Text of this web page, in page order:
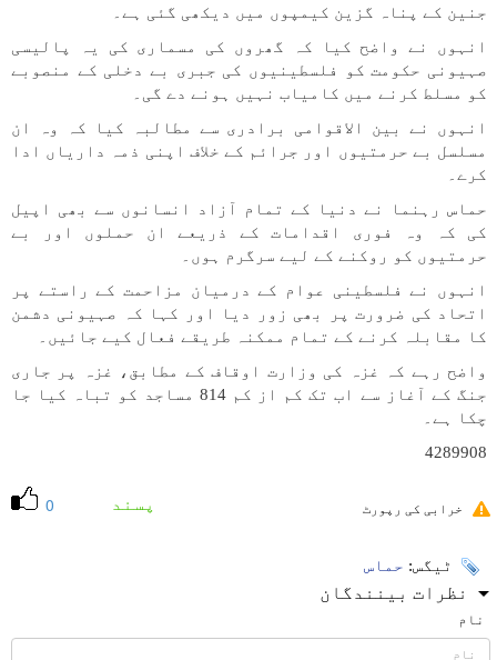
جنین کے پناہ گزین کیمپوں میں دیکھی گئی ہے۔
انہوں نے واضح کیا کہ گھروں کی مسماری کی یہ پالیسی
صہیونی حکومت کو فلسطینیوں کی جبری بے دخلی کے منصوبے
کو مسلط کرنے میں کامیاب نہیں ہونے دے گی۔
انہوں نے بین الاقوامی برادری سے مطالبہ کیا کہ وہ ان
مسلسل بے حرمتیوں اور جرائم کے خلاف اپنی ذمہ داریاں ادا
کرے۔
حماس رہنما نے دنیا کے تمام آزاد انسانوں سے بھی اپیل
کی کہ وہ فوری اقدامات کے ذریعے ان حملوں اور بے
حرمتیوں کو روکنے کے لیے سرگرم ہوں۔
انہوں نے فلسطینی عوام کے درمیان مزاحمت کے راستے پر
اتحاد کی ضرورت پر بھی زور دیا اور کہا کہ صہیونی دشمن
کا مقابلہ کرنے کے تمام ممکنہ طریقے فعال کیے جائیں۔
واضح رہے کہ غزہ کی وزارت اوقاف کے مطابق، غزہ پر جاری
جنگ کے آغاز سے اب تک کم از کم 814 مساجد کو تباہ کیا جا
چکا ہے۔
4289908
0 پسند خرابی کی رپورٹ
ٹیگس: حماس
نظرات بینندگان
نام